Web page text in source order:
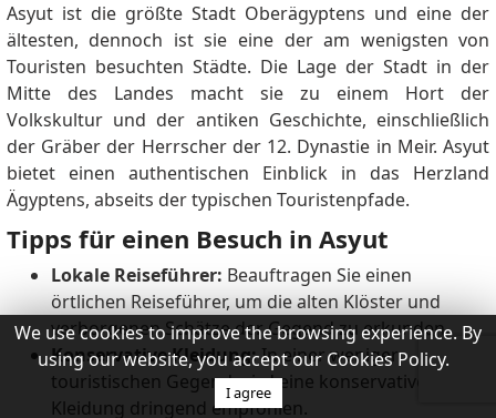
Asyut ist die größte Stadt Oberägyptens und eine der
ältesten, dennoch ist sie eine der am wenigsten von
Touristen besuchten Städte. Die Lage der Stadt in der
Mitte des Landes macht sie zu einem Hort der
Volkskultur und der antiken Geschichte, einschließlich
der Gräber der Herrscher der 12. Dynastie in Meir. Asyut
bietet einen authentischen Einblick in das Herzland
Ägyptens, abseits der typischen Touristenpfade.
Tipps für einen Besuch in Asyut
Lokale Reiseführer: Beauftragen Sie einen
örtlichen Reiseführer, um die alten Klöster und
verborgenen Schätze der Gegend zu erkunden.
Konservative Kleidung:In einer weniger
touristischen Gegend wird eine konservative
Kleidung dringend empfohlen.
We use cookies to improve the browsing experience. By
using our website, you accept our Cookies Policy.
I agree